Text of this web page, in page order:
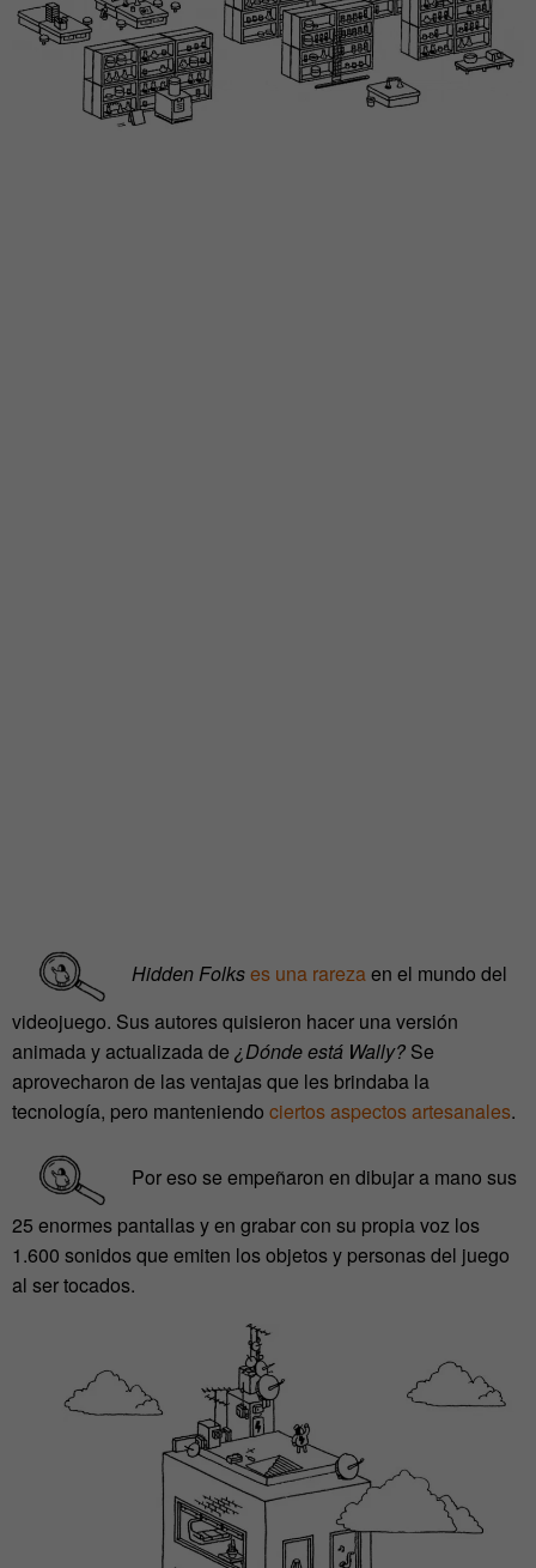
Hidden Folkses una rarezaen el mundo del
videojuego. Sus autores quisieron hacer una versión
animada y actualizada de ¿Dónde está Wally? Se
aprovecharon de las ventajas que les brindaba la
tecnología, pero manteniendo ciertos aspectos artesanales.
Por eso se empeñaron en dibujar a mano sus
25 enormes pantallas y en grabar con su propia voz los
1.600 sonidos que emiten los objetos y personas del juego
al ser tocados.